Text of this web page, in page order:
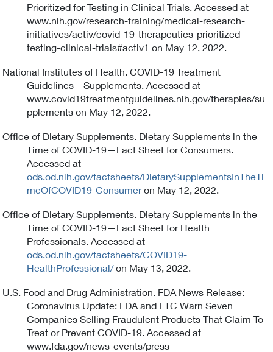
Prioritized for Testing in Clinical Trials. Accessed at
www.nih.gov/research-training/medical-research-
initiatives/activ/covid-19-therapeutics-prioritized-
testing-clinical-trials#activ1 on May 12, 2022.
National Institutes of Health. COVID-19 Treatment
Guidelines—Supplements. Accessed at
www.covid19treatmentguidelines.nih.gov/therapies/su
pplements on May 12, 2022.
Office of Dietary Supplements. Dietary Supplements in the
Time of COVID-19—Fact Sheet for Consumers.
Accessed at
ods.od.nih.gov/factsheets/DietarySupplementsInTheTi
meOfCOVID19-Consumer on May 12, 2022.
Office of Dietary Supplements. Dietary Supplements in the
Time of COVID-19—Fact Sheet for Health
Professionals. Accessed at
ods.od.nih.gov/factsheets/COVID19-
HealthProfessional/ on May 13, 2022.
U.S. Food and Drug Administration. FDA News Release:
Coronavirus Update: FDA and FTC Warn Seven
Companies Selling Fraudulent Products That Claim To
Treat or Prevent COVID-19. Accessed at
www.fda.gov/news-events/press-